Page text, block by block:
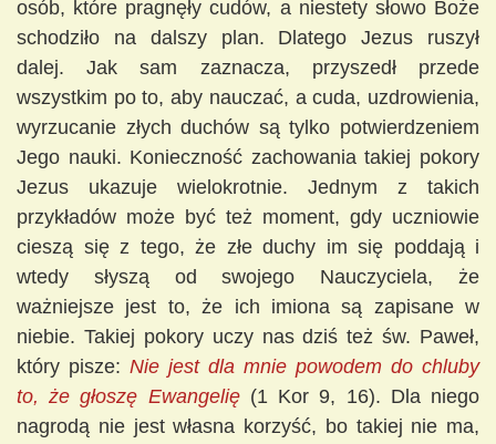
osób, które pragnęły cudów, a niestety słowo Boże
schodziło na dalszy plan. Dlatego Jezus ruszył
dalej. Jak sam zaznacza, przyszedł przede
wszystkim po to, aby nauczać, a cuda, uzdrowienia,
wyrzucanie złych duchów są tylko potwierdzeniem
Jego nauki. Konieczność zachowania takiej pokory
Jezus ukazuje wielokrotnie. Jednym z takich
przykładów może być też moment, gdy uczniowie
cieszą się z tego, że złe duchy im się poddają i
wtedy słyszą od swojego Nauczyciela, że
ważniejsze jest to, że ich imiona są zapisane w
niebie. Takiej pokory uczy nas dziś też św. Paweł,
który pisze: Nie jest dla mnie powodem do chluby
to, że głoszę Ewangelię(1 Kor 9, 16). Dla niego
nagrodą nie jest własna korzyść, bo takiej nie ma,